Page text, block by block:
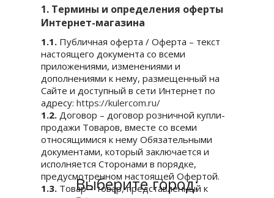
1. Термины и определения оферты
Интернет-магазина
1.1. Публичная оферта / Оферта – текст
настоящего документа со всеми
приложениями, изменениями и
дополнениями к нему, размещенный на
Сайте и доступный в сети Интернет по
адресу:https://kulercom.ru/
1.2. Договор – договор розничной купли-
продажи Товаров, вместе со всеми
относящимися к нему Обязательными
документами, который заключается и
исполняется Сторонами в порядке,
предусмотренном настоящей Офертой.
1.3. Товар – товар, представленный к
Выберите город: